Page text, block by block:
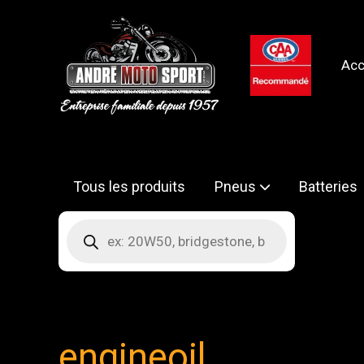
Tous les produits Pneus Batteries
Recherche
produits